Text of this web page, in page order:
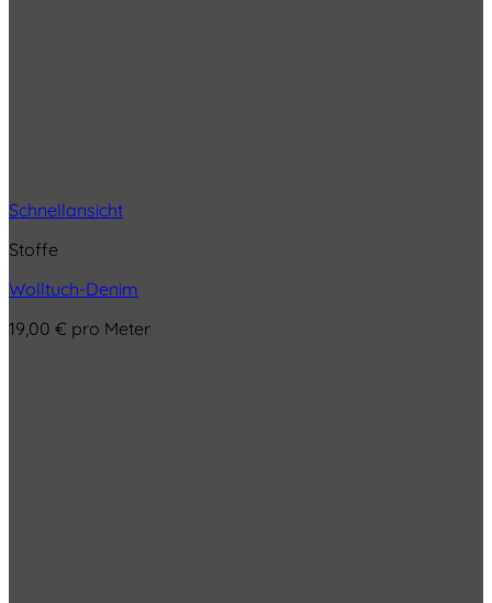
Schnellansicht
Stoffe
Wolltuch-Denim
19,00 € pro Meter